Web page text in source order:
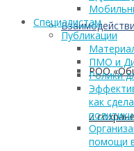
РОО
и
Cпециалистам
Публикации
ПМО и
Ролики
как
помощи